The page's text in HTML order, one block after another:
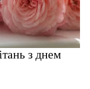
з днем